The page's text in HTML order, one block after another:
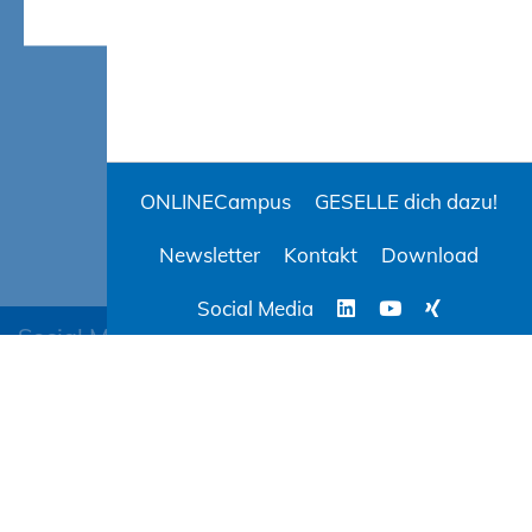
Social Media
ONLINECampus GESELLE dich dazu!
Newsletter Kontakt Download
Social Media